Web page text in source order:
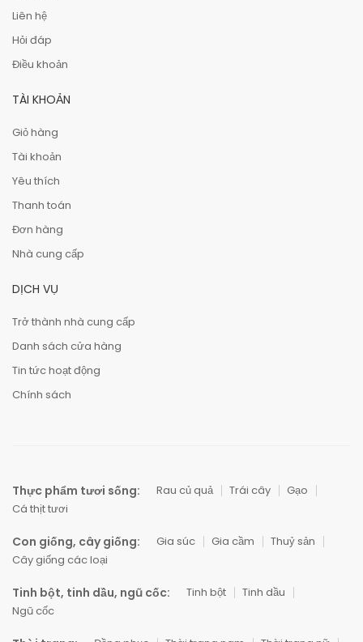
Liên hệ
Hỏi đáp
Điều khoản
TÀI KHOẢN
Giỏ hàng
Tài khoản
Yêu thích
Thanh toán
Đơn hàng
Nhà cung cấp
DỊCH VỤ
Trở thành nhà cung cấp
Danh sách cửa hàng
Tin tức hoạt động
Chính sách
Thực phẩm tươi sống: Rau củ quả Trái cây
Gạo
Cá thịt tươi
Con giống, cây giống: Gia súc Gia cầm
Thuỷ sản
Cây giống các loại
Tinh bột, tinh dầu, ngũ cốc: Tinh bột
Tinh dầu
Ngũ cốc